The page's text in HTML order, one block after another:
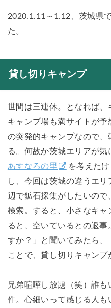
2020.1.11～1.12、茨城県
た。
貸し切りキャンプ
世間は三連休。となれば
キャンプ場も満サイトが予
の突発的キャンプなので、
る。何故か茨城エリアが
あすなろの里
を考えたけ
し、今回は茨城の違うエ
辺で鉱石採集がしたいので
検索。すると、小さなキ
ると、空いているとの返事
すか？」と聞いてみたら
ことで、貸し切りキャンプ
兄弟喧嘩し放題（笑）誰
件。心細いって感じる人も